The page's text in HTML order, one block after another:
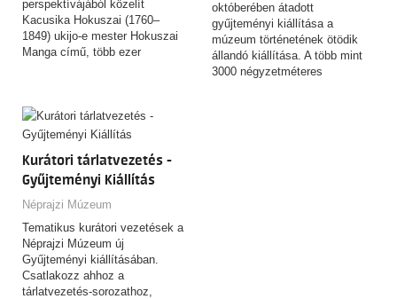
perspektívájából közelít
Kacusika Hokuszai (1760–
1849) ukijo-e mester Hokuszai
Manga című, több ezer
októberében átadott
gyűjteményi kiállítása a
múzeum történetének ötödik
állandó kiállítása. A több mint
3000 négyzetméteres
Kurátori tárlatvezetés -
Gyűjteményi Kiállítás
Néprajzi Múzeum
Tematikus kurátori vezetések a
Néprajzi Múzeum új
Gyűjteményi kiállításában.
Csatlakozz ahhoz a
tárlatvezetés-sorozathoz,